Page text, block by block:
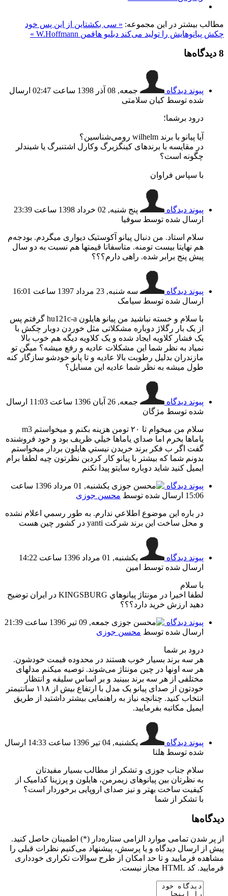
مطالب بیشتر در این مجموعه: « سی بکشتاین از این پس خود
چکش پیانوهایش را تولید می‌کند دبلیو هافمن W.Hoffmann »
8 دیدگاه‌ها
پیوند دیدگاه جمعه, 08 آذر 1398 ساعت 02:47
ارسال
شده توسط کیان سلامتی
درود برشما؛
آیا پیانو با برند wilhelm رومی‌شناسین؟
در مقایسه با برندهای کینگزبرگ و‌کارل اشتنبرگ یا شیندلر
چگونه است؟
با سپاس فراوان
پیوند دیدگاه
پنج شنبه, 02 خرداد 1398 ساعت 23:39
ارسال شده توسط سوفیا
سلام استاد. من دنبال پیانو آکوستیک دیواری میگردم. بودجه‌م
هم نهایتا بیست تومنه. متاسفانا قیمتها هم نسبت به دو سال
پیش پنج برابر شده. راهی دارم؟؟؟
پیوند دیدگاه
سه شنبه, 23 مرداد 1397 ساعت 16:01
ارسال شده توسط سیامک
با سلام و خسته نباشید من پیانو هایلون hu121c-a گرفتم پس
از یک بار رگلاژ دوباره مشکلاتی مثل خوردن دوبار چکش با
یک فشار کلاویه ایجاد شده و یک کلاویه دیگه هم خوب بالا
نمیاد به نظر شما این مشکلات عادیه و رفع میشه؟ میگن تو
مازندران بدلیل رطوبت بالا عادیه و تا پانو خودشو سازگار کنه
طول میشه به نظر شما عادیه این مسایل؟
پیوند دیدگاه جمعه, 26 آبان 1396 ساعت 11:03
ارسال
شده توسط مژگان
سلام من ميخوام تا ٢٠ تومن هزينه بكنم و ميخواستم m3
ياماها بخرم اما صداي ياماها خيلي ظريف بود و خود فروشنده
گفت اگر ب فكر برند خريدن نيستي هايلون بردار ميخواستم
بدونم شما كه بيشتر با پيانو كار كردين نظرتون چيه لطفا برام
ايميل كنيد شايد دوباره سايتو پيدا نكنم
پیوند دیدگاه
یکشنبه, 01 مرداد 1396 ساعت
15:06 ارسال شده توسط محسن جوزی
در باره اين موضوع اطلاعي ندارم. به طور رسمي اعلام نشده
و محل ساخت اين برند شركت yanti در كشور چين هست
پیوند دیدگاه
یکشنبه, 01 مرداد 1396 ساعت 14:22
ارسال شده توسط امين
با سلام
لطفا اخيرا در مونتاژ پيانوهاي KINGSBURG در ايران توضيح
دهيد ارزش خريد دارد؟؟؟
پیوند دیدگاه
جمعه, 09 تیر 1396 ساعت 21:39
ارسال شده توسط محسن جوزی
درود بر شما
هر سه برند بسیار خوب هستند در محدوده قیمت خودشون.
هر سه اونها در چین مونتاژ می‌شوند. توصیه میکنم مدلهای
مختلفی از هر سه برند ببینید و بر اساس سلیقه و انتظار
خودتون از صدای پیانو یک مدل با ارتفاع بیش از ۱۱۸ سانتیمتر
انتخاب کنید. چنانچه نیاز به راهنمایی بیشتر داشتید از طریق
ایمیل مکاتبه بفرمایید.
پیوند دیدگاه یکشنبه, 04 تیر 1396 ساعت 14:33
ارسال
شده توسط هلنا
سلام جناب جوزی و تشکر از مطالب بسیار مفیدتان
به نظرتان بین پیانوهای زیمرمن، هایلون و پرزینا کدامیک از
کیفیت ساخت بهتر و نیز صدای اروپایی برخوردار است؟
با تشکر از شما
دیدگاه‌ها
از پر شدن تمامی موارد الزامی ستاره‌دار (*) اطمینان حاصل کنید.
پیش از ارسال دیدگاه و یا پرسش، پیشنهاد می‌کنیم نظرات قبلی را
مشاهده فرمایید و تا حد امکان از طرح سوالات تکراری خودداری
فرمایید. کد HTML مجاز نیست.